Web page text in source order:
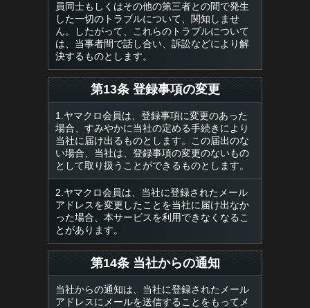
員同士もしくはその他の第三者との間で発生
した一切のトラブルについて、関知しませ
ん。したがって、これらのトラブルについて
は、当事者間で話し合い、訴訟などにより解
決するものとします。
第13条 登録事項の変更
1.ヤマクロ会員は、登録事項に変更のあった
場合、すみやかに当社の定める手続きにより
当社に届け出るものとします。この届出のな
い場合、当社は、登録事項の変更のないもの
として取り扱うことができるものとします。
2.ヤマクロ会員は、当社に登録されたメール
アドレスを変更したことを当社に届け出なか
った場合、本サービスを利用できなくなるこ
とがあります。
第14条 当社からの通知
当社からの通知は、当社に登録されたメール
アドレスにメールを送信することをもってメ